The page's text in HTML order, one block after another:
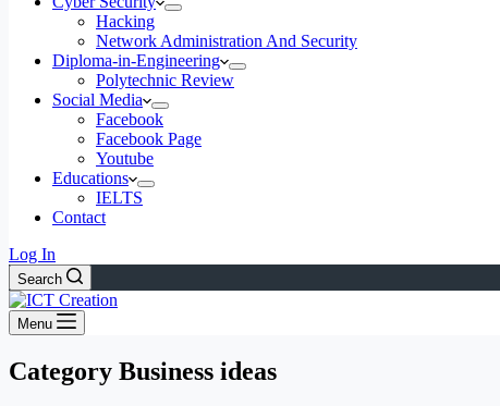
Hacking
Network Administration And Security
Diploma-in-Engineering
Polytechnic Review
Social Media
Facebook
Facebook Page
Youtube
Educations
IELTS
Contact
Log In
Search
Menu
Category Business ideas